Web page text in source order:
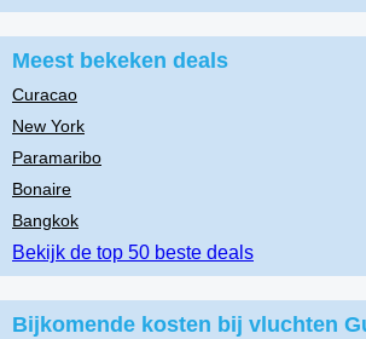
Meest bekeken deals
Curacao
New York
Paramaribo
Bonaire
Bangkok
Bekijk de top 50 beste deals
Bijkomende kosten bij vluchten